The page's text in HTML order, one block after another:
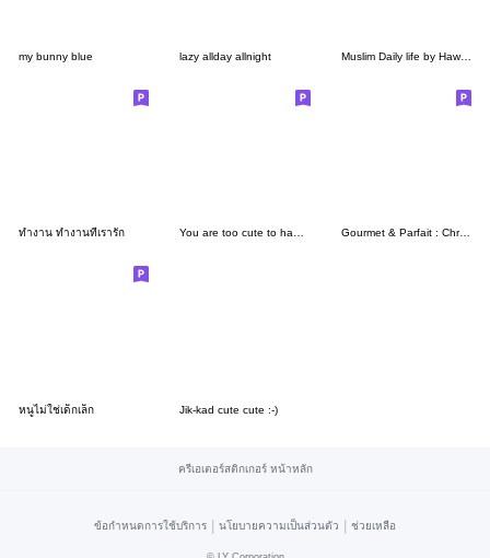
my bunny blue lazy allday allnight Muslim Daily life by Hawa H.
ทำงาน ทำงานที่เรารัก You are too cute to handle | SUSUDUMDUM Gourmet & Parfait : Christmas with you
หนูไม่ใช่เด็กเล็ก Jik-kad cute cute :-)
ครีเอเตอร์สติกเกอร์ หน้าหลัก
ข้อกำหนดการใช้บริการ | นโยบายความเป็นส่วนตัว | ช่วยเหลือ